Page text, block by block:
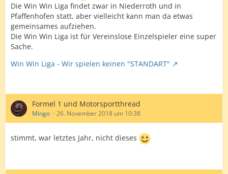
Die Win Win Liga findet zwar in Niederroth und in
Pfaffenhofen statt, aber vielleicht kann man da etwas
gemeinsames aufziehen.
Die Win Win Liga ist für Vereinslose Einzelspieler eine super
Sache.
Win Win Liga - Wir spielen keinen "STANDART"
Formel 1 und Motorsportthread
Mingo 26. November 2018 um 10:38
stimmt, war letztes Jahr, nicht dieses